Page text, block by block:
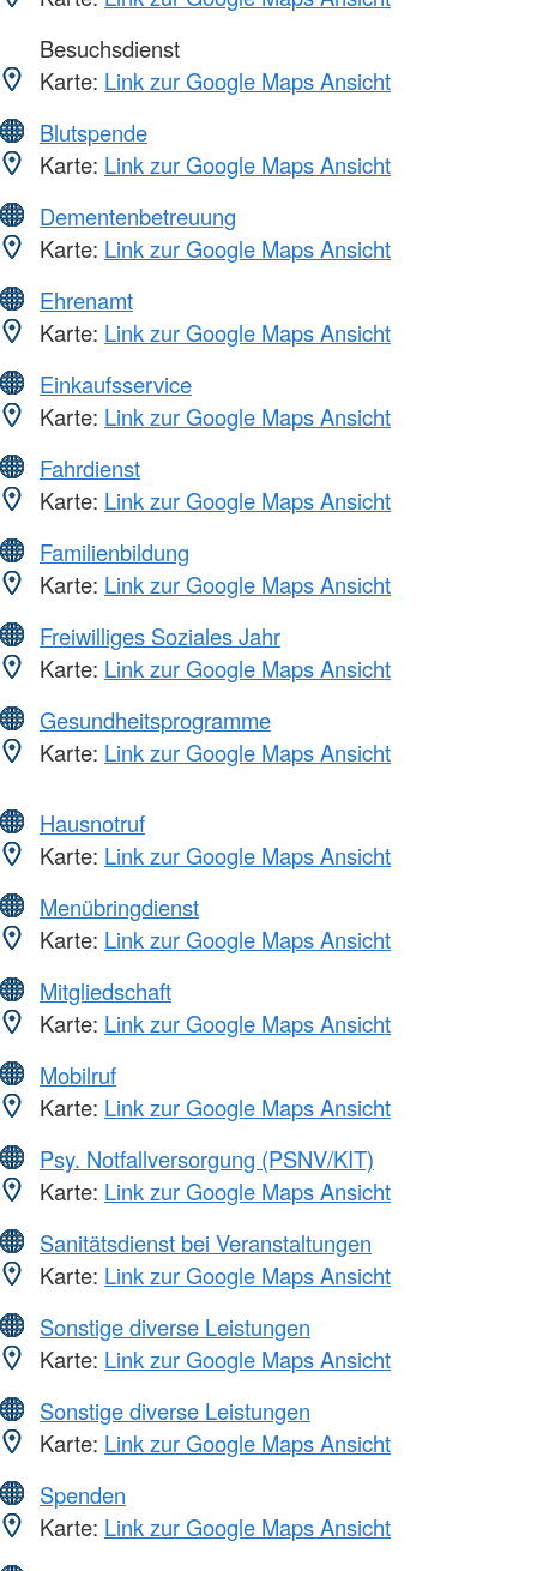
Besuchsdienst
Karte: Link zur Google Maps Ansicht
Blutspende
Karte: Link zur Google Maps Ansicht
Dementenbetreuung
Karte: Link zur Google Maps Ansicht
Ehrenamt
Karte: Link zur Google Maps Ansicht
Einkaufsservice
Karte: Link zur Google Maps Ansicht
Fahrdienst
Karte: Link zur Google Maps Ansicht
Familienbildung
Karte: Link zur Google Maps Ansicht
Freiwilliges Soziales Jahr
Karte: Link zur Google Maps Ansicht
Gesundheitsprogramme
Karte: Link zur Google Maps Ansicht
Hausnotruf
Karte: Link zur Google Maps Ansicht
Menübringdienst
Karte: Link zur Google Maps Ansicht
Mitgliedschaft
Karte: Link zur Google Maps Ansicht
Mobilruf
Karte: Link zur Google Maps Ansicht
Psy. Notfallversorgung (PSNV/KIT)
Karte: Link zur Google Maps Ansicht
Sanitätsdienst bei Veranstaltungen
Karte: Link zur Google Maps Ansicht
Sonstige diverse Leistungen
Karte: Link zur Google Maps Ansicht
Sonstige diverse Leistungen
Karte: Link zur Google Maps Ansicht
Spenden
Karte: Link zur Google Maps Ansicht